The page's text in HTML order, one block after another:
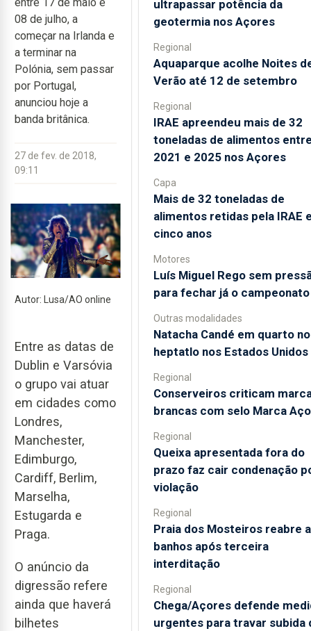
08 de julho, a
começar na Irlanda e
a terminar na
Polónia, sem passar
por Portugal,
anunciou hoje a
banda britânica.
27 de fev. de 2018,
09:11
Autor: Lusa/AO online
Entre as datas de
Dublin e Varsóvia
o grupo vai atuar
em cidades como
Londres,
Manchester,
Edimburgo,
Cardiff, Berlim,
Marselha,
Estugarda e
Praga.
O anúncio da
digressão refere
ainda que haverá
bilhetes
ultrapassar potência da
geotermia nos Açores
Regional
Aquaparque acolhe Noites
Verão até 12 de setembro
Regional
IRAE apreendeu mais de 32
toneladas de alimentos
2021 e 2025 nos Açores
Capa
Mais de 32 toneladas de
alimentos retidas pela IRAE
cinco anos
Motores
Luís Miguel Rego sem
para fechar já o campeonato
Outras modalidades
Natacha Candé em quarto no
heptatlo nos Estados Unidos
Regional
Conserveiros criticam
brancas com selo Marca
Regional
Queixa apresentada fora do
prazo faz cair condenação
violação
Regional
Praia dos Mosteiros reabre a
banhos após terceira
interditação
Regional
Chega/Açores defende
urgentes para travar subida